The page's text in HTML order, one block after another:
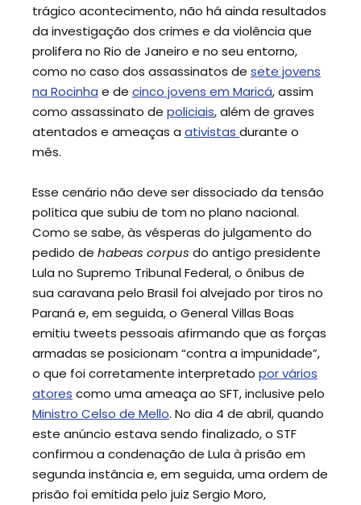
trágico acontecimento, não há ainda resultados
da investigação dos crimes e da violência que
prolifera no Rio de Janeiro e no seu entorno,
como no caso dos assassinatos de sete jovens
na Rocinha e de cinco jovens em Maricá, assim
como assassinato de policiais, além de graves
atentados e ameaças a ativistas durante o
mês.
Esse cenário não deve ser dissociado da tensão
política que subiu de tom no plano nacional.
Como se sabe, às vésperas do julgamento do
pedido de habeas corpus do antigo presidente
Lula no Supremo Tribunal Federal, o ônibus de
sua caravana pelo Brasil foi alvejado por tiros no
Paraná e, em seguida, o General Villas Boas
emitiu tweets pessoais afirmando que as forças
armadas se posicionam “contra a impunidade”,
o que foi corretamente interpretado por vários
atores como uma ameaça ao SFT, inclusive pelo
Ministro Celso de Mello. No dia 4 de abril, quando
este anúncio estava sendo finalizado, o STF
confirmou a condenação de Lula à prisão em
segunda instância e, em seguida, uma ordem de
prisão foi emitida pelo juiz Sergio Moro,